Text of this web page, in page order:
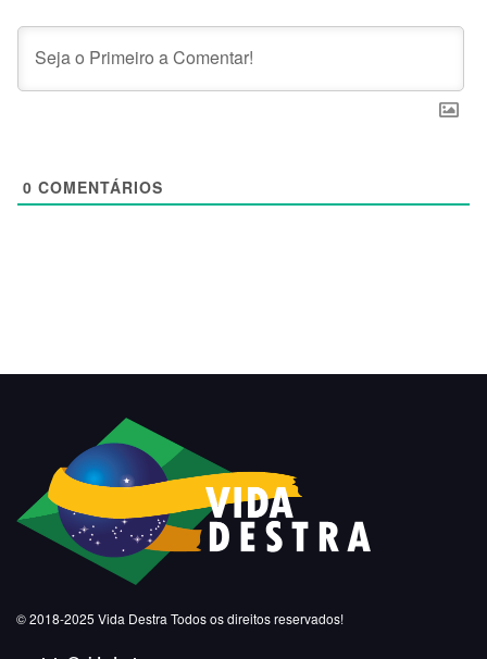
0 COMENTÁRIOS
© 2018-2025 Vida Destra Todos os direitos reservados!